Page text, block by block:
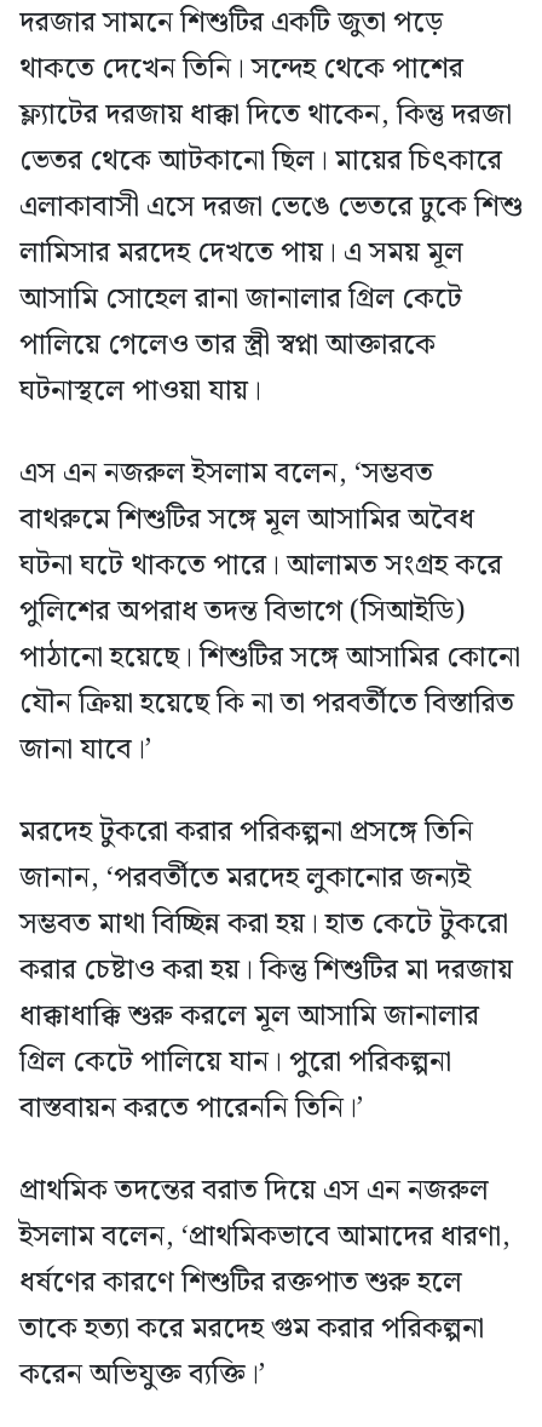
দরজার সামনে শিশুটির একটি জুতা পড়ে
থাকতে দেখেন তিনি। সন্দেহ থেকে পাশের
ফ্ল্যাটের দরজায় ধাক্কা দিতে থাকেন, কিন্তু দরজা
ভেতর থেকে আটকানো ছিল। মায়ের চিৎকারে
এলাকাবাসী এসে দরজা ভেঙে ভেতরে ঢুকে শিশু
লামিসার মরদেহ দেখতে পায়। এ সময় মূল
আসামি সোহেল রানা জানালার গ্রিল কেটে
পালিয়ে গেলেও তার স্ত্রী স্বপ্না আক্তারকে
ঘটনাস্থলে পাওয়া যায়।
এস এন নজরুল ইসলাম বলেন, ‘সম্ভবত
বাথরুমে শিশুটির সঙ্গে মূল আসামির অবৈধ
ঘটনা ঘটে থাকতে পারে। আলামত সংগ্রহ করে
পুলিশের অপরাধ তদন্ত বিভাগে (সিআইডি)
পাঠানো হয়েছে। শিশুটির সঙ্গে আসামির কোনো
যৌন ক্রিয়া হয়েছে কি না তা পরবর্তীতে বিস্তারিত
জানা যাবে।’
মরদেহ টুকরো করার পরিকল্পনা প্রসঙ্গে তিনি
জানান, ‘পরবর্তীতে মরদেহ লুকানোর জন্যই
সম্ভবত মাথা বিচ্ছিন্ন করা হয়। হাত কেটে টুকরো
করার চেষ্টাও করা হয়। কিন্তু শিশুটির মা দরজায়
ধাক্কাধাক্কি শুরু করলে মূল আসামি জানালার
গ্রিল কেটে পালিয়ে যান। পুরো পরিকল্পনা
বাস্তবায়ন করতে পারেননি তিনি।’
প্রাথমিক তদন্তের বরাত দিয়ে এস এন নজরুল
ইসলাম বলেন, ‘প্রাথমিকভাবে আমাদের ধারণা,
ধর্ষণের কারণে শিশুটির রক্তপাত শুরু হলে
তাকে হত্যা করে মরদেহ গুম করার পরিকল্পনা
করেন অভিযুক্ত ব্যক্তি।’